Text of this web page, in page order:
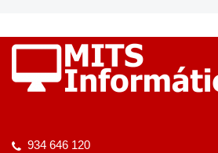
934 646 120